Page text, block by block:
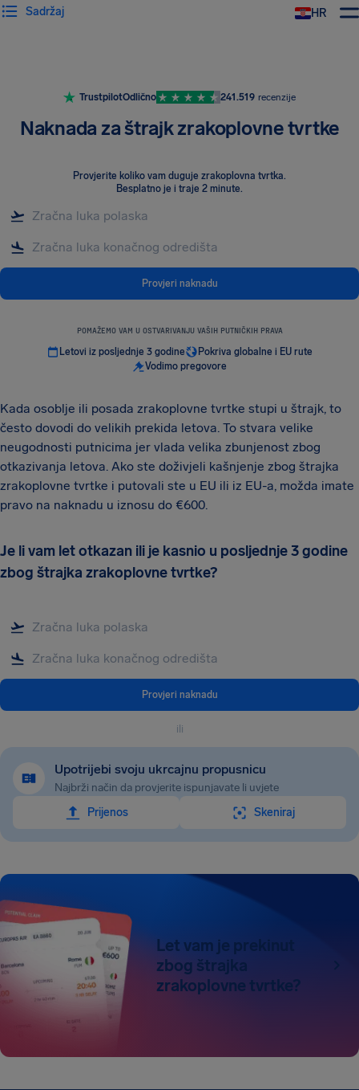
HR
Sadržaj
TrustpilotOdlično 241.519 recenzije
Naknada za štrajk zrakoplovne tvrtke
Provjerite koliko vam duguje zrakoplovna tvrtka.
Besplatno je i traje 2 minute.
Provjeri naknadu
POMAŽEMO VAM U OSTVARIVANJU VAŠIH PUTNIČKIH PRAVA
Letovi iz posljednje 3 godine
Pokriva globalne i EU rute
Vodimo pregovore
Kada osoblje ili posada zrakoplovne tvrtke stupi u štrajk, to
često dovodi do velikih prekida letova. To stvara velike
neugodnosti putnicima jer vlada velika zbunjenost zbog
otkazivanja letova. Ako ste doživjeli kašnjenje zbog štrajka
zrakoplovne tvrtke i putovali ste u EU ili iz EU-a, možda imate
pravo na naknadu u iznosu do €600.
Je li vam let otkazan ili je kasnio u posljednje 3 godine
zbog štrajka zrakoplovne tvrtke?
Provjeri naknadu
ili
Upotrijebi svoju ukrcajnu propusnicu
Najbrži način da provjerite ispunjavate li uvjete
Prijenos
Skeniraj
Let vam je prekinut
zbog štrajka
zrakoplovne tvrtke?